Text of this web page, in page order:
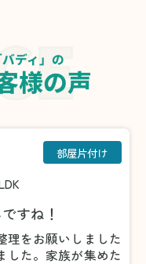
ディ」の
様の声
部屋片付け
すね！
理をお願いしました
した。家族が集めた